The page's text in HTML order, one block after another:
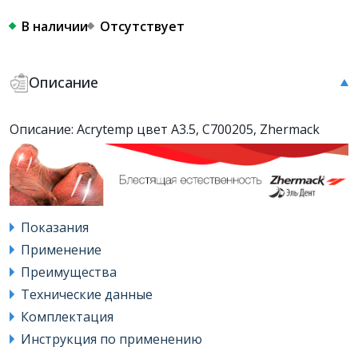
В наличии Отсутствует
Описание
Описание: Acrytemp цвет А3.5, C700205, Zhermack
Показания
Применение
Преимущества
Технические данные
Комплектация
Инструкция по применению